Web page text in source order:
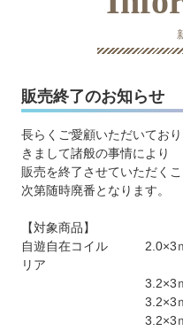
販売終了のお知らせ
長らくご愛顧いただいてお
きまして諸般の事情により
販売を終了させていただく
次第随時廃番となります。
【対象商品】
自遊自在コイル 2.0×3ｍ
リア
3.2×3ｍ・
3.2×3ｍ・6.0×2
3.2×3ｍ・6.0×2